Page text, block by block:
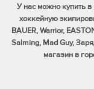
У нас можно купить в
хоккейную
BAUER, Warrior,
Salming, Mad Guy,
магазин в